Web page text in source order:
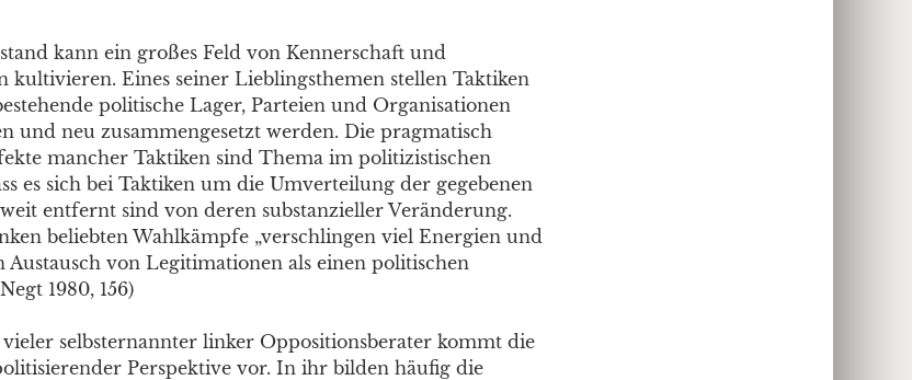
kann ein großes Feld von Kennerschaft und
kultivieren. Eines seiner Lieblingsthemen stellen Taktiken
politische Lager, Parteien und Organisationen
und neu zusammengesetzt werden. Die pragmatisch
mancher Taktiken sind Thema im politizistischen
es sich bei Taktiken um die Umverteilung der gegebenen
entfernt sind von deren substanzieller Veränderung.
beliebten Wahlkämpfe „verschlingen viel Energien und
Austausch von Legitimationen als einen politischen
1980, 156)
selbsternannter linker Oppositionsberater kommt die
Perspektive vor. In ihr bilden häufig die